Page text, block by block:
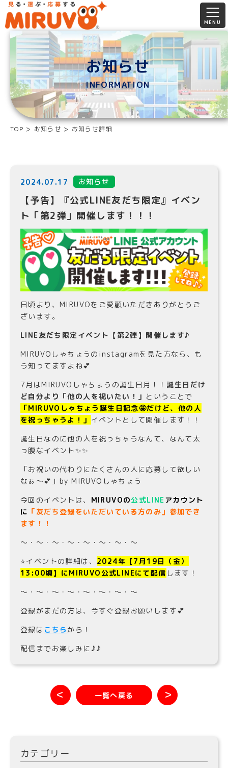
お知らせ
INFORMATION
TOP お知らせ お知らせ詳細
2024.07.17 お知らせ
【予告】『公式LINE友だち限定』イベン
ト「第2弾」開催します！！！
日頃より、MIRUVOをご愛顧いただきありがとうご
ざいます。
LINE友だち限定イベント【第2弾】開催します♪
MIRUVOしゃちょうのinstagramを見た方なら、も
う知ってますよね💕
7月はMIRUVOしゃちょうの誕生日月！！ 誕生日だけ
ど自分より「他の人を祝いたい！」 ということで
「MIRUVOしゃちょう誕生日記念🤩だけど、他の人
を祝っちゃうよ！」 イベントとして開催します！！
誕生日なのに他の人を祝っちゃうなんて、なんて太
っ腹なイベント✨✨
「お祝いの代わりにたくさんの人に応募して欲しい
なぁ〜💕」by MIRUVOしゃちょう
今回のイベントは、 MIRUVOの公式LINEアカウント
に 「友だち登録をいただいている方のみ」参加でき
ます！！
〜・〜・〜・〜・〜・〜・〜・〜
⭐️イベントの詳細は、 2024年【7月19日（金）
13:00頃】にMIRUVO公式LINEにて配信 します！
〜・〜・〜・〜・〜・〜・〜・〜
登録がまだの方は、今すぐ登録お願いします💕
登録は こちら から！
配信までお楽しみに♪♪
＜ 一覧へ戻る ＞
カテゴリー